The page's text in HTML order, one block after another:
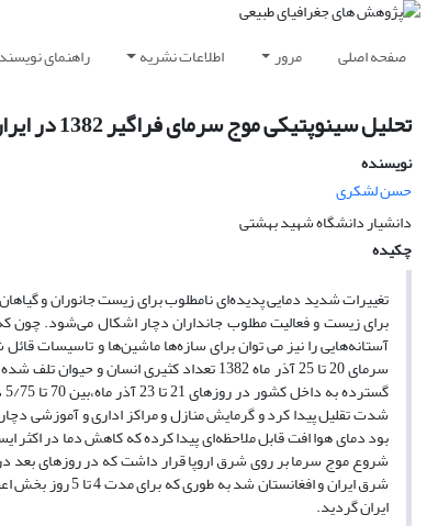
صفحه اصلی مرور اطلاعات نشریه راهنمای
تحلیل سینوپتیکی موج سرمای فراگیر 1382 در ایران
نویسنده
حسن لشکری
دانشیار دانشگاه شهید بهشتی
چکیده
تغییرات شدید دمایی پدیده‌ای نامطلوب برای زیست جانوران و
برای زیست و فعالیت مطلوب جانداران دچار اشکال می‌شود. چون
آستانه‌هایی را نیز می توان برای سازه‌ها ماشین‌ها و تاسیسات
سرمای 20 تا 25 آذر ماه 1382 تعداد
شدت تقلیل پیدا کرد و گرمایش منازل و مراکز اداری و آموزشی
شروع موج سرما بر روی شرق اروپا قرار داشت که در روزهای بعد
شرق ایران و
ایران گردید.